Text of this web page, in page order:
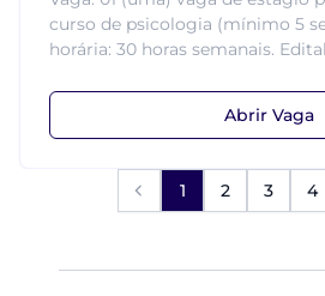
curso de psicologia (mínimo 5
horária: 30 horas semanais.
Abrir Vaga
1 2 3 4